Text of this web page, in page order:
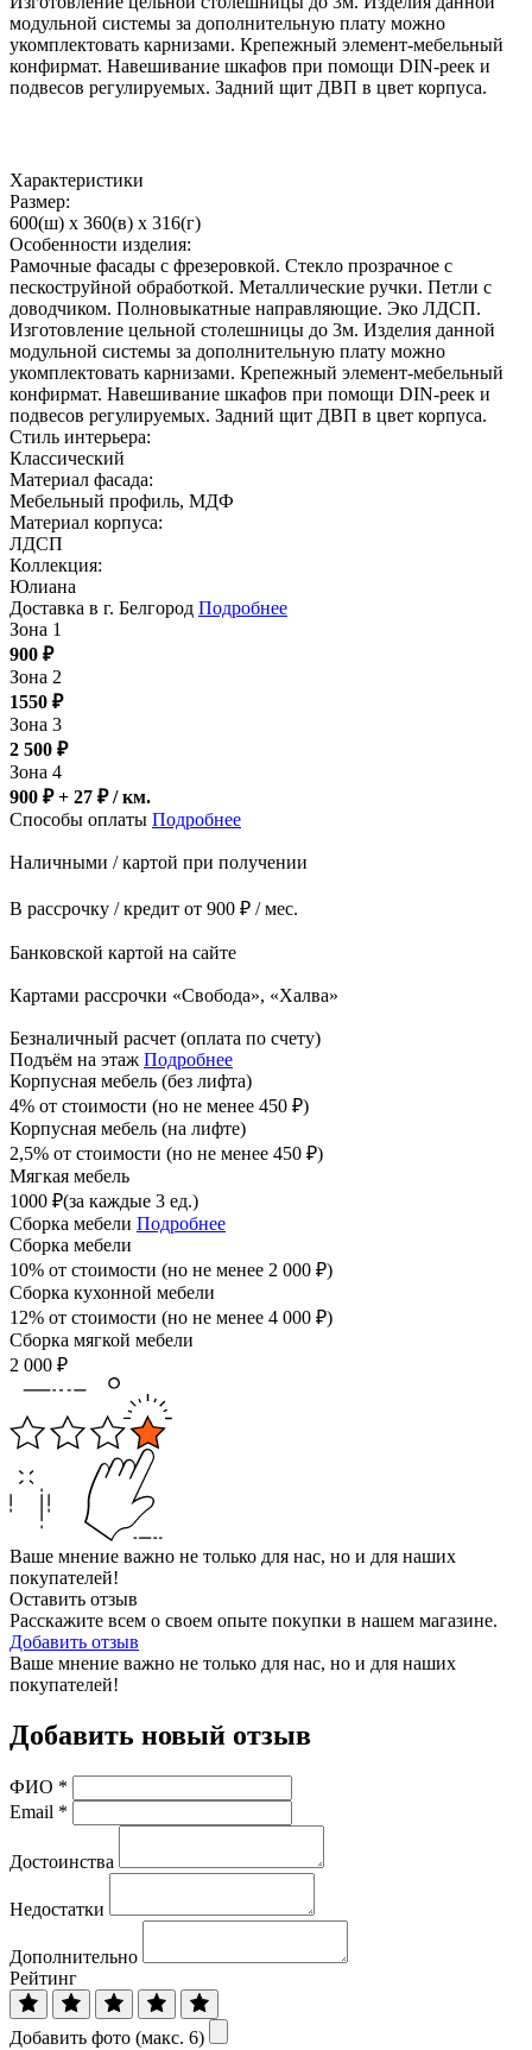
модульной системы за дополнительную плату можно
укомплектовать карнизами. Крепежный элемент-мебельный
конфирмат. Навешивание шкафов при помощи DIN-реек и
подвесов регулируемых. Задний щит ДВП в цвет корпуса.
Характеристики
Размер:
600(ш) x 360(в) x 316(г)
Особенности изделия:
Рамочные фасады с фрезеровкой. Стекло прозрачное с
пескоструйной обработкой. Металлические ручки. Петли с
доводчиком. Полновыкатные направляющие. Эко ЛДСП.
Изготовление цельной столешницы до 3м. Изделия данной
модульной системы за дополнительную плату можно
укомплектовать карнизами. Крепежный элемент-мебельный
конфирмат. Навешивание шкафов при помощи DIN-реек и
подвесов регулируемых. Задний щит ДВП в цвет корпуса.
Стиль интерьера:
Классический
Материал фасада:
Мебельный профиль, МДФ
Материал корпуса:
ЛДСП
Коллекция:
Юлиана
Доставка в г. Белгород Подробнее
Зона 1
900 ₽
Зона 2
1550 ₽
Зона 3
2 500 ₽
Зона 4
900 ₽ + 27 ₽/ км.
Способы оплаты Подробнее
Наличными / картой при получении
В рассрочку / кредит от 900 ₽ / мес.
Банковской картой на сайте
Картами рассрочки «Свобода», «Халва»
Безналичный расчет (оплата по счету)
Подъём на этаж Подробнее
Корпусная мебель (без лифта)
4% от стоимости (но не менее 450 ₽)
Корпусная мебель (на лифте)
2,5% от стоимости (но не менее 450 ₽)
Мягкая мебель
1000 ₽(за каждые 3 ед.)
Сборка мебели Подробнее
Сборка мебели
10% от стоимости (но не менее 2 000 ₽)
Сборка кухонной мебели
12% от стоимости (но не менее 4 000 ₽)
Сборка мягкой мебели
2 000 ₽
Ваше мнение важно не только для нас, но и для наших
покупателей!
Оставить отзыв
Расскажите всем о своем опыте покупки в нашем магазине.
Добавить отзыв
Ваше мнение важно не только для нас, но и для наших
покупателей!
Добавить новый отзыв
ФИО *
Email *
Достоинства
Недостатки
Дополнительно
Рейтинг
Добавить фото (макс. 6)